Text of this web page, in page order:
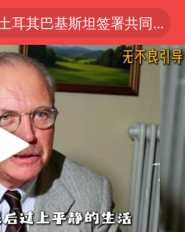
沙特土耳其巴基斯坦签署共同防务协议
“电影+”如何激发千亿级消费新活力？
全球首个长时储能一体化产业园量产
U17国足点球大战淘汰河床晋级决赛
四川宜宾市高县4.9级地震致1人死亡
00:28